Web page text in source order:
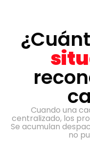
Cuando una
centralizado, los
Se acumulan
no